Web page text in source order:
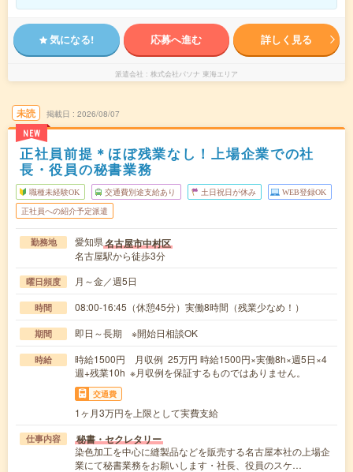
気になる! 応募へ進む 詳しく見る
派遣会社 株式会社パソナ 東海エリア
未読
NEW
掲載日 2026/08/07
正社員前提＊ほぼ残業なし！上場企業での社
長・役員の秘書業務
職種未経験OK 交通費別途支給あり 土日祝日が休み WEB登録OK
正社員への紹介予定派遣
勤務地 愛知県名古屋市中村区
名古屋駅から徒歩3分
曜日頻度 月～金／週5日
時間 08:00-16:45（休憩45分）実働8時間（残業少なめ！）
期間 即日～長期 ※開始日相談OK
時給
時給1500円 月収例 25万円 時給1500円×実働8h×週5日×4
週+残業10h ※月収例を保証するものではありません。
交通費
1ヶ月3万円を上限として実費支給
仕事内容 秘書・セクレタリー
染色加工を中心に縫製品などを販売する名古屋本社の上場企
業にて秘書業務をお願いします・社長、役員のスケ…